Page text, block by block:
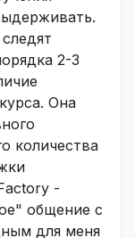
2-3
Она
количества
-
общение с
для меня